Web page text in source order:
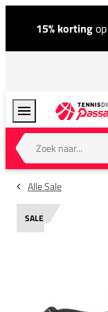
15% kortingop
Zoek naar...
Alle Sale
SALE